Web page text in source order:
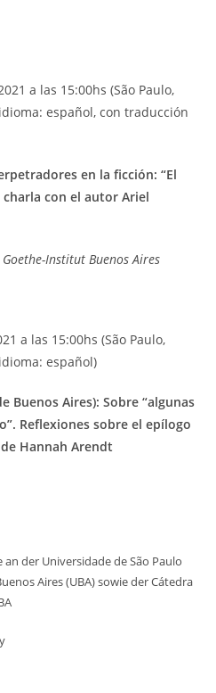
a las 15:00hs (São Paulo,
español, con traducción
en la ficción: “El
con el autor Ariel
Institut Buenos Aires
a las 15:00hs (São Paulo,
español)
Buenos Aires): Sobre “algunas
Reflexiones sobre el epílogo
Hannah Arendt
der Universidade de São Paulo
Aires (UBA) sowie der Cátedra